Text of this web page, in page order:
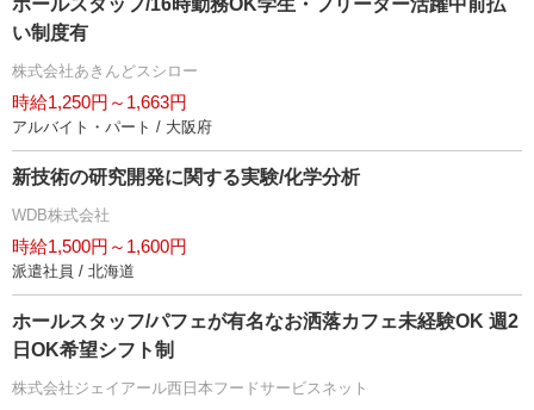
ホールスタッフ/16時勤務OK学生・フリーター活躍中前払
い制度有
株式会社あきんどスシロー
時給1,250円～1,663円
アルバイト・パート / 大阪府
新技術の研究開発に関する実験/化学分析
WDB株式会社
時給1,500円～1,600円
派遣社員 / 北海道
ホールスタッフ/パフェが有名なお洒落カフェ未経験OK 週2
日OK希望シフト制
株式会社ジェイアール西日本フードサービスネット